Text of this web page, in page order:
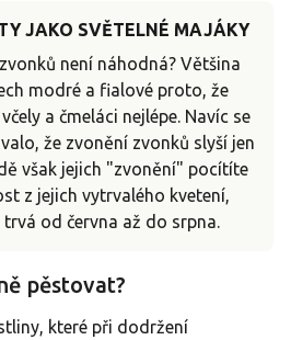
JAKO SVĚTELNÉ MAJÁKY
není náhodná? Většina
modré a fialové proto, že
a čmeláci nejlépe. Navíc se
že zvonění zvonků slyší jen
však jejich "zvonění" pocítíte
z jejich vytrvalého kvetení,
od června až do srpna.
pěstovat?
které při dodržení